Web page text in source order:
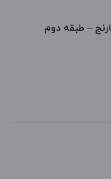
– طبقه دوم